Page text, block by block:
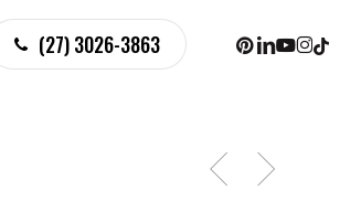
(27) 3026-3863 pinterest
linkedin
youtubetiktok